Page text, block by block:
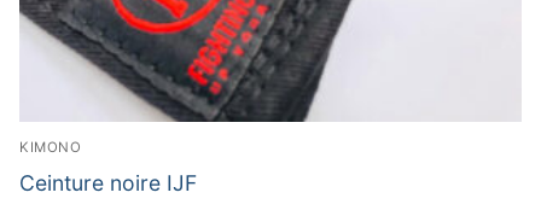
KIMONO
Ceinture noire IJF